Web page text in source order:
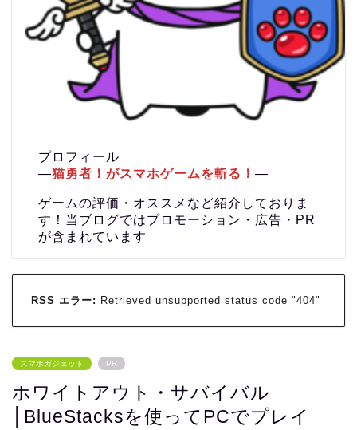
プロフィール
―猫勇者！がスマホゲームを斬る！―
ゲームの評価・オススメなど紹介しておりま
す！当ブログではプロモーション・広告・PR
が含まれています
RSS エラー: Retrieved unsupported status code "404"
スマホガジェット PR
ホワイトアウト・サバイバル
│BlueStacksを使ってPCでプレイ